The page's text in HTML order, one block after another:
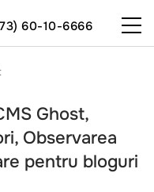
60-10-6666
Ghost,
Observarea
pentru bloguri